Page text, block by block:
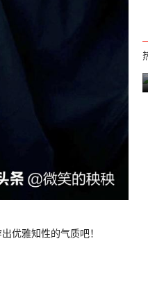
优雅知性的气质吧！